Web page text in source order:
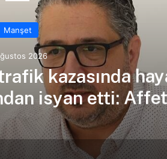
Manşet
2026
kazasında
isyan etti:
amca